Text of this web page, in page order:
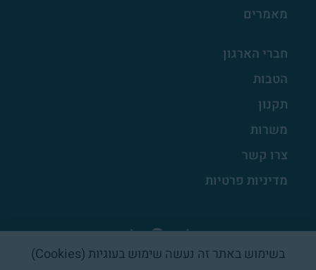
מאמרים
חברי הארגון
הטבות
תקנון
משרות
צרו קשר
מדיניות פרטיות
בשימוש באתר זה נעשה שימוש בעוגיות (Cookies)